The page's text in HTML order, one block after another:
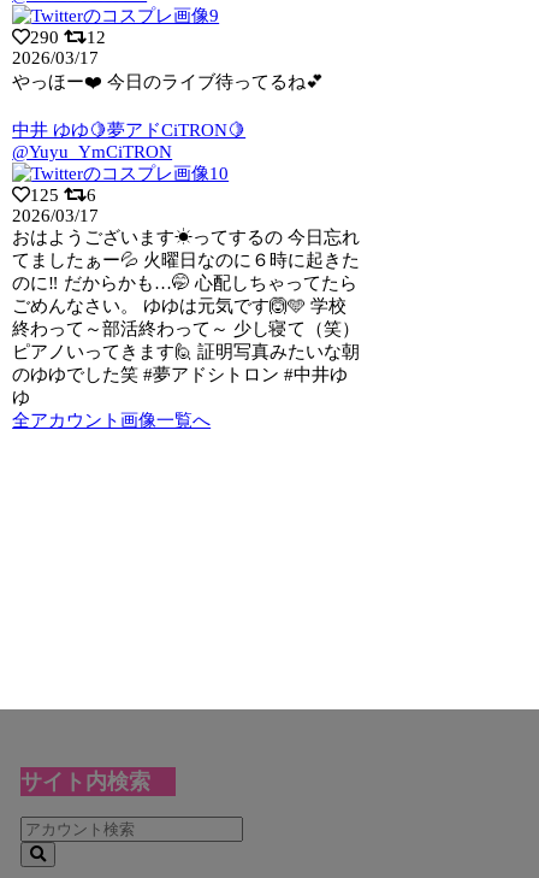
290
12
2026/03/17
やっほー❤️ 今日のライブ待ってるね💕︎
中井 ゆゆ🍋夢アドCiTRON🍋
@Yuyu_YmCiTRON
125
6
2026/03/17
おはようございます☀ってするの 今日忘れ
てましたぁー💦 火曜日なのに６時に起きた
のに‼️ だからかも…🤭 心配しちゃってたら
ごめんなさい。 ゆゆは元気です🙆🩵 学校
終わって～部活終わって～ 少し寝て（笑）
ピアノいってきます🙋 証明写真みたいな朝
のゆゆでした笑 #夢アドシトロン #中井ゆ
ゆ
全アカウント画像一覧へ
サイト内検索